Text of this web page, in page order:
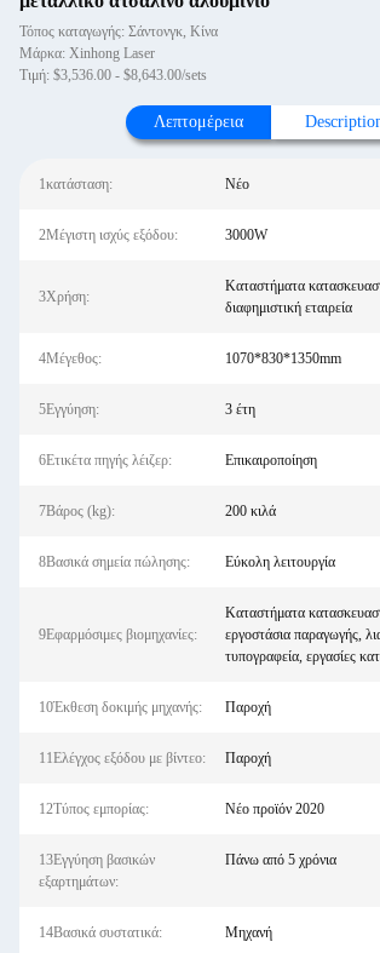
Τόπος καταγωγής: Σάντονγκ, Κίνα
Μάρκα: Xinhong Laser
Τιμή: $3,536.00 - $8,643.00/sets
Λεπτομέρεια
1κατάσταση: Νέο
2Μέγιστη ισχύς εξόδου: 3000W
3Χρήση:
Καταστήματα
διαφημιστική εταιρεία
4Μέγεθος: 1070*830*1350mm
5Εγγύηση: 3 έτη
6Ετικέτα πηγής λέιζερ: Επικαιροποίηση
7Βάρος (kg): 200 κιλά
8Βασικά σημεία πώλησης: Εύκολη λειτουργία
9Εφαρμόσιμες βιομηχανίες:
Καταστήματα
εργοστάσια παραγωγής,
τυπογραφεία, εργασίες
10Έκθεση δοκιμής μηχανής: Παροχή
11Ελέγχος εξόδου με βίντεο: Παροχή
12Τύπος εμπορίας: Νέο προϊόν 2020
13Εγγύηση βασικών
εξαρτημάτων:
Πάνω από 5 χρόνια
14Βασικά συστατικά: Μηχανή